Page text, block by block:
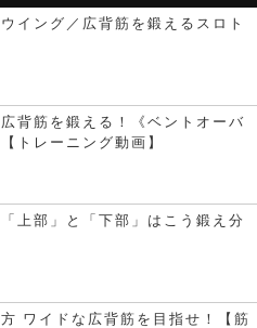
イング／広背筋を鍛えるスロト
背筋を鍛える！《ベントオーバ
トレーニング動画】
「上部」と「下部」はこう鍛え分
ワイドな広背筋を目指せ！【筋